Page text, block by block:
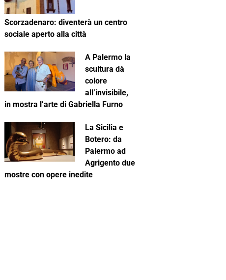
Scorzadenaro: diventerà un centro
sociale aperto alla città
A Palermo la
scultura dà
colore
all’invisibile,
in mostra l’arte di Gabriella Furno
La Sicilia e
Botero: da
Palermo ad
Agrigento due
mostre con opere inedite